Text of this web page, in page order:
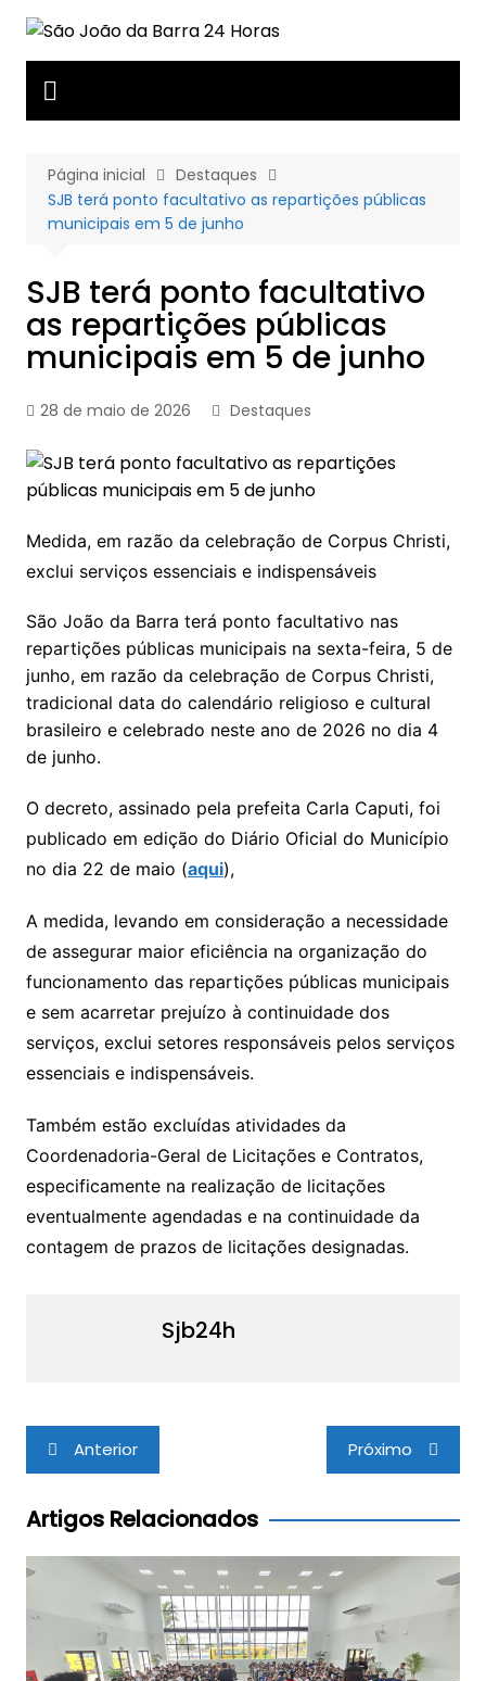
para
conteúdo
Página inicial
Destaques
SJB terá ponto facultativo as repartições públicas
municipais em 5 de junho
SJB terá ponto facultativo
as repartições públicas
municipais em 5 de junho
28 de maio de 2026 Destaques
Medida, em razão da celebração de Corpus Christi,
exclui serviços essenciais e indispensáveis
São João da Barra terá ponto facultativo nas
repartições públicas municipais na sexta-feira, 5 de
junho, em razão da celebração de Corpus Christi,
tradicional data do calendário religioso e cultural
brasileiro e celebrado neste ano de 2026 no dia 4
de junho.
O decreto, assinado pela prefeita Carla Caputi, foi
publicado em edição do Diário Oficial do Município
no dia 22 de maio (aqui),
A medida, levando em consideração a necessidade
de assegurar maior eficiência na organização do
funcionamento das repartições públicas municipais
e sem acarretar prejuízo à continuidade dos
serviços, exclui setores responsáveis pelos serviços
essenciais e indispensáveis.
Também estão excluídas atividades da
Coordenadoria-Geral de Licitações e Contratos,
especificamente na realização de licitações
eventualmente agendadas e na continuidade da
contagem de prazos de licitações designadas.
Sjb24h
Navegação
de
Post
Anterior Próximo
Artigos Relacionados